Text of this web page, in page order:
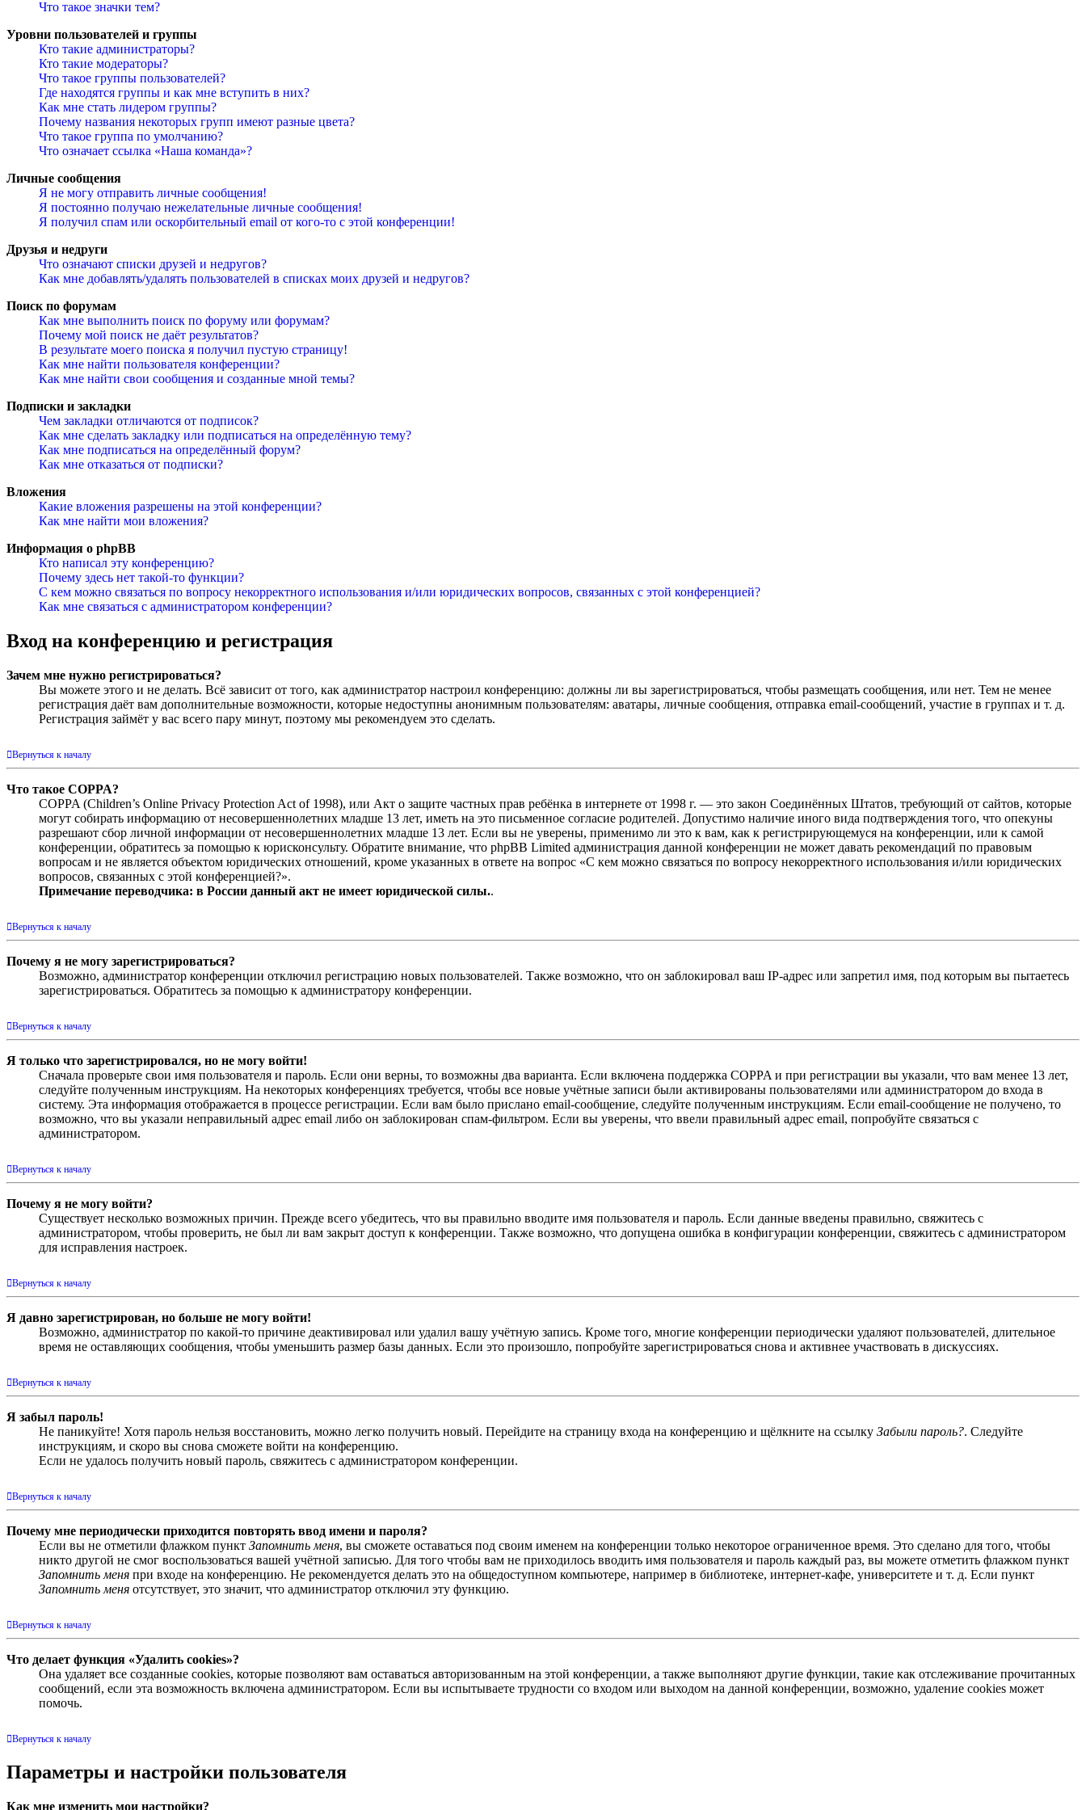
Что такое значки тем?
Уровни пользователей и группы
Кто такие администраторы?
Кто такие модераторы?
Что такое группы пользователей?
Где находятся группы и как мне вступить в них?
Как мне стать лидером группы?
Почему названия некоторых групп имеют разные цвета?
Что такое группа по умолчанию?
Что означает ссылка «Наша команда»?
Личные сообщения
Я не могу отправить личные сообщения!
Я постоянно получаю нежелательные личные сообщения!
Я получил спам или оскорбительный email от кого-то с этой конференции!
Друзья и недруги
Что означают списки друзей и недругов?
Как мне добавлять/удалять пользователей в списках моих друзей и недругов?
Поиск по форумам
Как мне выполнить поиск по форуму или форумам?
Почему мой поиск не даёт результатов?
В результате моего поиска я получил пустую страницу!
Как мне найти пользователя конференции?
Как мне найти свои сообщения и созданные мной темы?
Подписки и закладки
Чем закладки отличаются от подписок?
Как мне сделать закладку или подписаться на определённую тему?
Как мне подписаться на определённый форум?
Как мне отказаться от подписки?
Вложения
Какие вложения разрешены на этой конференции?
Как мне найти мои вложения?
Информация о phpBB
Кто написал эту конференцию?
Почему здесь нет такой-то функции?
С кем можно связаться по вопросу некорректного использования и/или юридических вопросов, связанных с этой конференцией?
Как мне связаться с администратором конференции?
Вход на конференцию и регистрация
Зачем мне нужно регистрироваться?
Вы можете этого и не делать. Всё зависит от того, как администратор настроил конференцию: должны ли вы зарегистрироваться, чтобы размещать сообщения, или нет. Тем не менее
регистрация даёт вам дополнительные возможности, которые недоступны анонимным пользователям: аватары, личные сообщения, отправка email-сообщений, участие в группах и т. д.
Регистрация займёт у вас всего пару минут, поэтому мы рекомендуем это сделать.
Вернуться к началу
Что такое COPPA?
COPPA (Children’s Online Privacy Protection Act of 1998), или Акт о защите частных прав ребёнка в интернете от 1998 г. — это закон Соединённых Штатов, требующий от сайтов, которые
могут собирать информацию от несовершеннолетних младше 13 лет, иметь на это письменное согласие родителей. Допустимо наличие иного вида подтверждения того, что опекуны
разрешают сбор личной информации от несовершеннолетних младше 13 лет. Если вы не уверены, применимо ли это к вам, как к регистрирующемуся на конференции, или к самой
конференции, обратитесь за помощью к юрисконсульту. Обратите внимание, что phpBB Limited администрация данной конференции не может давать рекомендаций по правовым
вопросам и не является объектом юридических отношений, кроме указанных в ответе на вопрос «С кем можно связаться по вопросу некорректного использования и/или юридических
вопросов, связанных с этой конференцией?».
Примечание переводчика: в России данный акт не имеет юридической силы..
Вернуться к началу
Почему я не могу зарегистрироваться?
Возможно, администратор конференции отключил регистрацию новых пользователей. Также возможно, что он заблокировал ваш IP-адрес или запретил имя, под которым вы пытаетесь
зарегистрироваться. Обратитесь за помощью к администратору конференции.
Вернуться к началу
Я только что зарегистрировался, но не могу войти!
Сначала проверьте свои имя пользователя и пароль. Если они верны, то возможны два варианта. Если включена поддержка COPPA и при регистрации вы указали, что вам менее 13 лет,
следуйте полученным инструкциям. На некоторых конференциях требуется, чтобы все новые учётные записи были активированы пользователями или администратором до входа в
систему. Эта информация отображается в процессе регистрации. Если вам было прислано email-сообщение, следуйте полученным инструкциям. Если email-сообщение не получено, то
возможно, что вы указали неправильный адрес email либо он заблокирован спам-фильтром. Если вы уверены, что ввели правильный адрес email, попробуйте связаться с
администратором.
Вернуться к началу
Почему я не могу войти?
Существует несколько возможных причин. Прежде всего убедитесь, что вы правильно вводите имя пользователя и пароль. Если данные введены правильно, свяжитесь с
администратором, чтобы проверить, не был ли вам закрыт доступ к конференции. Также возможно, что допущена ошибка в конфигурации конференции, свяжитесь с администратором
для исправления настроек.
Вернуться к началу
Я давно зарегистрирован, но больше не могу войти!
Возможно, администратор по какой-то причине деактивировал или удалил вашу учётную запись. Кроме того, многие конференции периодически удаляют пользователей, длительное
время не оставляющих сообщения, чтобы уменьшить размер базы данных. Если это произошло, попробуйте зарегистрироваться снова и активнее участвовать в дискуссиях.
Вернуться к началу
Я забыл пароль!
Не паникуйте! Хотя пароль нельзя восстановить, можно легко получить новый. Перейдите на страницу входа на конференцию и щёлкните на ссылку Забыли пароль?. Следуйте
инструкциям, и скоро вы снова сможете войти на конференцию.
Если не удалось получить новый пароль, свяжитесь с администратором конференции.
Вернуться к началу
Почему мне периодически приходится повторять ввод имени и пароля?
Если вы не отметили флажком пункт Запомнить меня, вы сможете оставаться под своим именем на конференции только некоторое ограниченное время. Это сделано для того, чтобы
никто другой не смог воспользоваться вашей учётной записью. Для того чтобы вам не приходилось вводить имя пользователя и пароль каждый раз, вы можете отметить флажком пункт
Запомнить меня при входе на конференцию. Не рекомендуется делать это на общедоступном компьютере, например в библиотеке, интернет-кафе, университете и т. д. Если пункт
Запомнить меня отсутствует, это значит, что администратор отключил эту функцию.
Вернуться к началу
Что делает функция «Удалить cookies»?
Она удаляет все созданные cookies, которые позволяют вам оставаться авторизованным на этой конференции, а также выполняют другие функции, такие как отслеживание прочитанных
сообщений, если эта возможность включена администратором. Если вы испытываете трудности со входом или выходом на данной конференции, возможно, удаление cookies может
помочь.
Вернуться к началу
Параметры и настройки пользователя
Как мне изменить мои настройки?